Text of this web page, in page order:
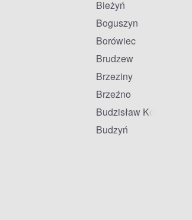
Bieżyń
Boguszyn
Borówiec
Brudzew
Brzeziny
Brzeźno
Budzisław Kościelny
Budzyń